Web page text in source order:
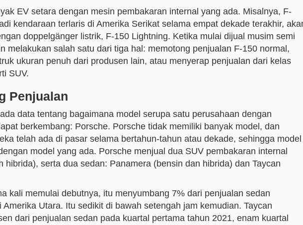
EV setara dengan mesin pembakaran internal yang ada. Misalnya, F-
kendaraan terlaris di Amerika Serikat selama empat dekade terakhir,
doppelgänger listrik, F-150 Lightning. Ketika mulai dijual musim semi
melakukan salah satu dari tiga hal: memotong penjualan F-150 normal,
ukuran penuh dari produsen lain, atau menyerap penjualan dari kelas
SUV.
Penjualan
data tentang bagaimana model serupa satu perusahaan dengan
berkembang: Porsche. Porsche tidak memiliki banyak model, dan
telah ada di pasar selama bertahun-tahun atau dekade, sehingga model
model yang ada. Porsche menjual dua SUV pembakaran internal
hibrida), serta dua sedan: Panamera (bensin dan hibrida) dan Taycan
kali memulai debutnya, itu menyumbang 7% dari penjualan sedan
Utara. Itu sedikit di bawah setengah jam kemudian. Taycan
dari penjualan sedan pada kuartal pertama tahun 2021, enam kuartal